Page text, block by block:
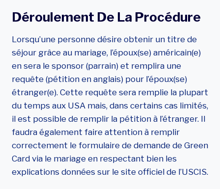
Déroulement De La Procédure
Lorsqu’une personne désire obtenir un titre de
séjour grâce au mariage, l’époux(se) américain(e)
en sera le sponsor (parrain) et remplira une
requête (pétition en anglais) pour l’époux(se)
étranger(e). Cette requête sera remplie la plupart
du temps aux USA mais, dans certains cas limités,
il est possible de remplir la pétition à l’étranger. Il
faudra également faire attention à remplir
correctement le formulaire de demande de Green
Card via le mariage en respectant bien les
explications données sur le site officiel de l’USCIS.